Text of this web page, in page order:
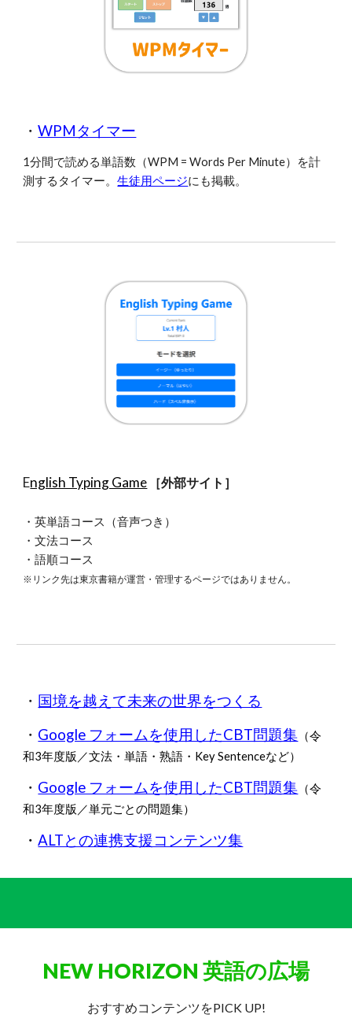
・WPMタイマー
1分間で読める単語数（WPM = Words Per Minute）を計
測するタイマー。生徒用ページにも掲載。
English Typing Game ［外部サイト］
・英単語コース（音声つき）
・文法コース
・語順コース
※リンク先は東京書籍が運営・管理するページではありません。
・ 国境を越えて未来の世界をつくる
・ Google フォームを使用したCBT問題集 （令
和3年度版／文法・単語・熟語・Key Sentenceなど）
・ Google フォームを使用したCBT問題集 （令
和3年度版 ／単元ごとの問題集）
・ALTとの連携支援コンテンツ集
NEW HORIZON 英語の広場
おすすめコンテンツをPICK UP!